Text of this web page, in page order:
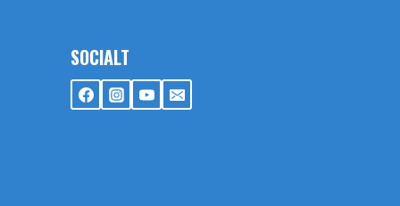
SOCIALT